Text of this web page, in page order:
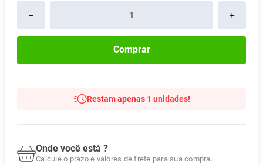
＋
－
Comprar
Restam apenas 1 unidades!
Onde você está ?
Calcule o prazo e valores de frete para sua compra.